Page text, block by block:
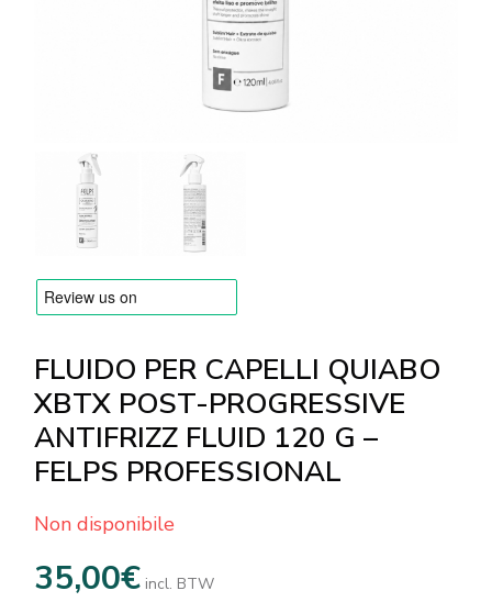
Consegna e Pagamento
Domande frequenti
Contatti
Recensioni
FLUIDO PER CAPELLI QUIABO
XBTX POST-PROGRESSIVE
ANTIFRIZZ FLUID 120 G –
FELPS PROFESSIONAL
Non disponibile
35,00€ incl. BTW